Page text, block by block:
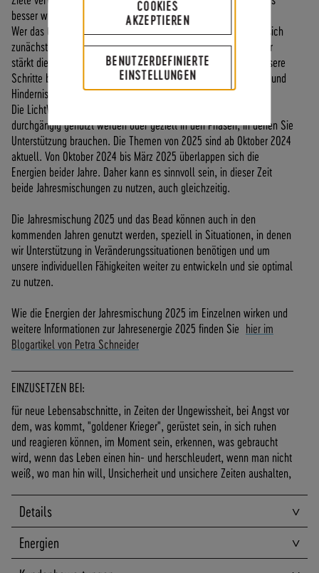
COOKIES
AKZEPTIEREN
BENUTZERDEFINIERTE
EINSTELLUNGEN
A
N
D
I
N
N
E
R
H
A
L
B
D
E
U
T
S
C
H
L
A
N
D
S
besser wird.
Wer das Gewohnte verlässt, um neue Wege zu gehen, bewegt sich
zunächst auf unsicherem Terrain und braucht Kraft und Mut. Hier
stärkt die Jahresmischung das Selbstvertrauen und lässt uns unsere
Schritte beherzter angehen, so dass wir unsere Zweifel, Ängste und
Hindernisse leichter überwinden.
Die LichtWesen Jahresenergie kann während des ganzen Jahres
durchgängig genutzt werden oder gezielt in den Phasen, in denen Sie
Unterstützung brauchen. Die Themen von 2025 sind ab Oktober 2024
aktuell. Von Oktober 2024 bis März 2025 überlappen sich die
Energien beider Jahre. Daher kann es sinnvoll sein, in dieser Zeit
beide Jahresmischungen zu nutzen, auch gleichzeitig.
Die Jahresmischung 2025 und das Bead können auch in den
kommenden Jahren genutzt werden, speziell in Situationen, in denen
wir Unterstützung in Veränderungssituationen benötigen und um
unsere individuellen Fähigkeiten weiter zu entwickeln und sie optimal
zu nutzen.
Wie die Energien der Jahresmischung 2025 im Einzelnen wirken und
weitere Informationen zur Jahresenergie 2025 finden Sie hier im
Blogartikel von Petra Schneider
EINZUSETZEN BEI:
für neue Lebensabschnitte, in Zeiten der Ungewissheit, bei Angst vor
dem, was kommt, "goldener Krieger", gerüstet sein, in sich ruhen
und reagieren können, im Moment sein, erkennen, was gebraucht
wird, wenn das Leben einen hin- und herschleudert, wenn man nicht
weiß, wo man hin will, Unsicherheit und unsichere Zeiten aushalten,
Details
Energien